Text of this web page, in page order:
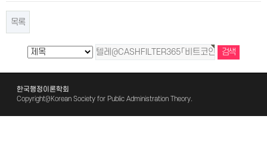
목록
한국행정이론학회
Copyright@Korean Society for Public Administration Theory.